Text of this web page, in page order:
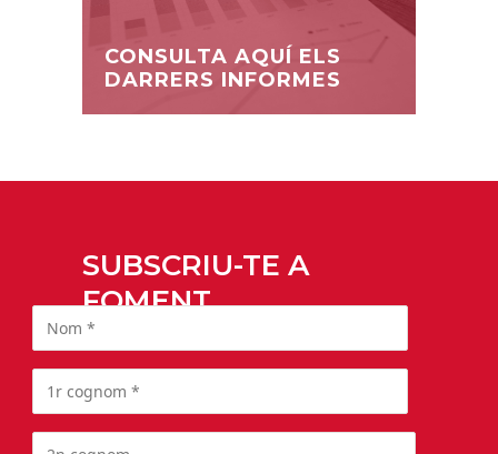
CONSULTA AQUÍ ELS
DARRERS INFORMES
SUBSCRIU-TE A
FOMENT